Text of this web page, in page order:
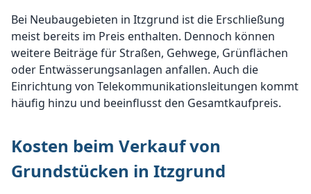
Bei Neubaugebieten in Itzgrund ist die Erschließung
meist bereits im Preis enthalten. Dennoch können
weitere Beiträge für Straßen, Gehwege, Grünflächen
oder Entwässerungsanlagen anfallen. Auch die
Einrichtung von Telekommunikationsleitungen kommt
häufig hinzu und beeinflusst den Gesamtkaufpreis.
Kosten beim Verkauf von
Grundstücken in Itzgrund